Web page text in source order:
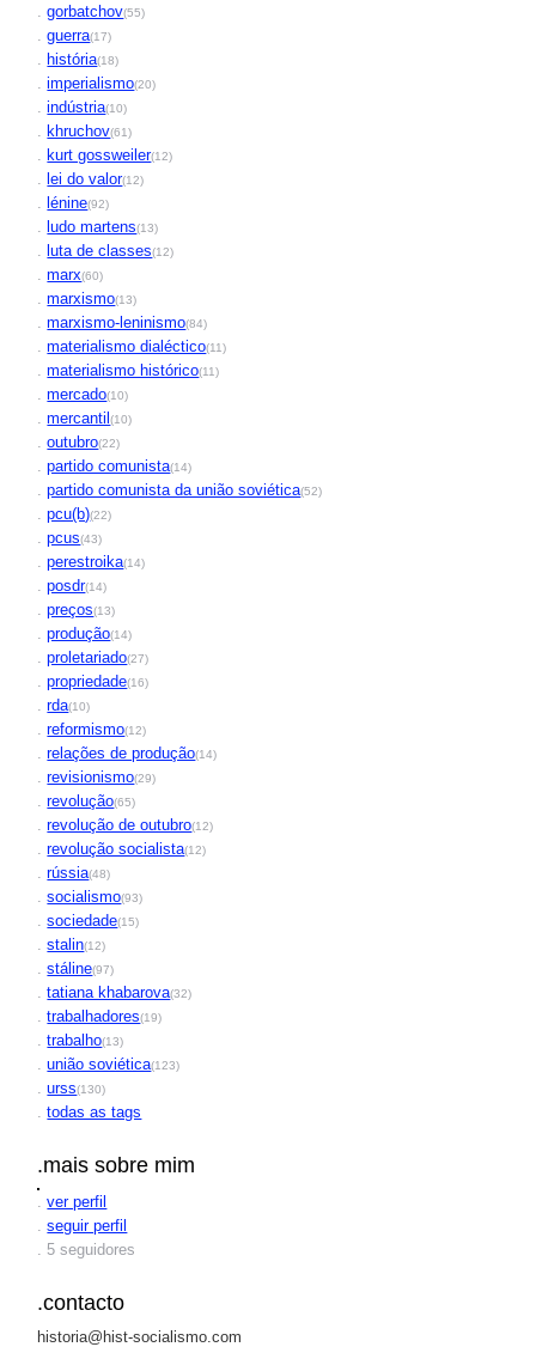
.gorbatchov(55)
.guerra(17)
.história(18)
.imperialismo(20)
.indústria(10)
.khruchov(61)
.kurt gossweiler(12)
.lei do valor(12)
.lénine(92)
.ludo martens(13)
.luta de classes(12)
.marx(60)
.marxismo(13)
.marxismo-leninismo(84)
.materialismo dialéctico(11)
.materialismo histórico(11)
.mercado(10)
.mercantil(10)
.outubro(22)
.partido comunista(14)
.partido comunista da união soviética(52)
.pcu(b)(22)
.pcus(43)
.perestroika(14)
.posdr(14)
.preços(13)
.produção(14)
.proletariado(27)
.propriedade(16)
.rda(10)
.reformismo(12)
.relações de produção(14)
.revisionismo(29)
.revolução(65)
.revolução de outubro(12)
.revolução socialista(12)
.rússia(48)
.socialismo(93)
.sociedade(15)
.stalin(12)
.stáline(97)
.tatiana khabarova(32)
.trabalhadores(19)
.trabalho(13)
.união soviética(123)
.urss(130)
.todas as tags
.mais sobre mim
.ver perfil
.seguir perfil
. 5 seguidores
.contacto
historia@hist-socialismo.com